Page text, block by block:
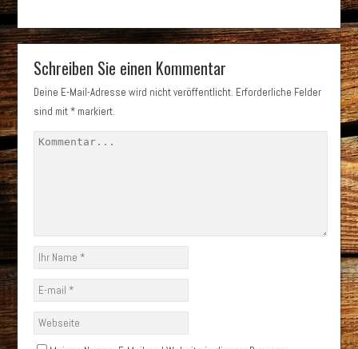
Schreiben Sie einen Kommentar
Deine E-Mail-Adresse wird nicht veröffentlicht. Erforderliche Felder
sind mit * markiert.